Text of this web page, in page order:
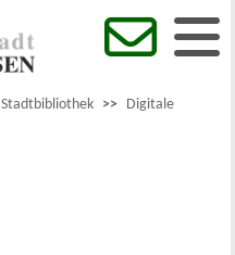
Stadtbibliothek >> Digitale